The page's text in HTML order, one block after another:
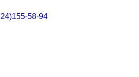
58-94